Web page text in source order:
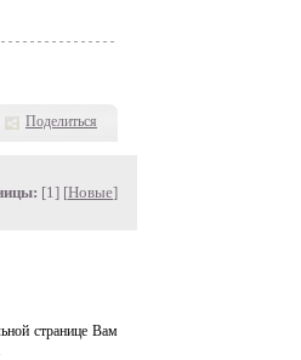
Поделиться
[1] [Новые]
странице Вам